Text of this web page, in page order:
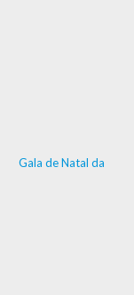
Gala de Natal da